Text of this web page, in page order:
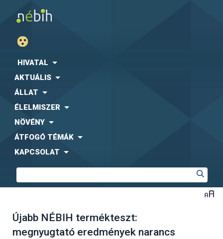
HIVATAL
AKTUÁLIS
ÁLLAT
ÉLELMISZER
NÖVÉNY
ÁTFOGÓ TÉMÁK
KAPCSOLAT
Újabb NÉBIH termékteszt:
megnyugtató eredmények narancs